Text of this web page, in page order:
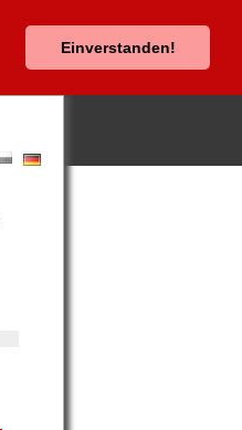
Einverstanden!